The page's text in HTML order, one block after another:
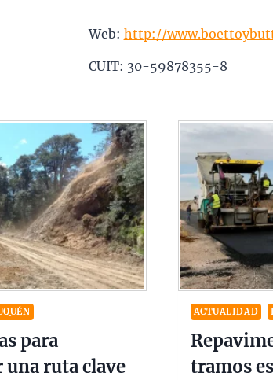
Web: http://
CUIT: 30-59878355-8
para
ruta clave
ACTUALIDAD
tramos